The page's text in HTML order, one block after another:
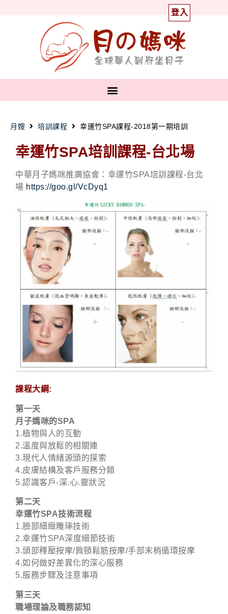
登入
月嫂 培訓課程 幸運竹SPA課程-2018第一期培訓
幸運竹SPA培訓課程-台北場
中華月子媽咪推廣協會：幸運竹SPA培訓課程-台北
場 https://goo.gl/VcDyq1
課程大綱:
第一天
月子媽咪的SPA
1.植物與人的互動
2.溫度與放鬆的相關連
3.現代人情緒源頭的探索
4.皮膚結構及客戶服務分類
5.認識客戶-深.心.靈狀況
第二天
幸運竹SPA技術流程
1.臉部細緻雕琢技術
2.幸運竹SPA深度細節技術
3.頭部釋壓按摩/肩頸鬆筋按摩/手部末梢循環按摩
4.如何做好差異化的深心服務
5.服務步驟及注意事項
第三天
職場理論及職務認知